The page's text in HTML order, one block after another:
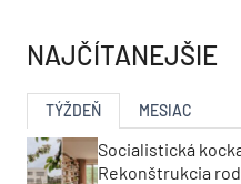
NAJČÍTANEJŠIE
TÝŽDEŇ MESIAC
Socialistická
Rekonštrukcia